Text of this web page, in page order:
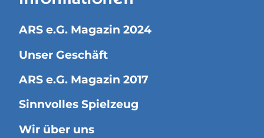
ARS e.G. Magazin 2024
Unser Geschäft
ARS e.G. Magazin 2017
Sinnvolles Spielzeug
Wir über uns